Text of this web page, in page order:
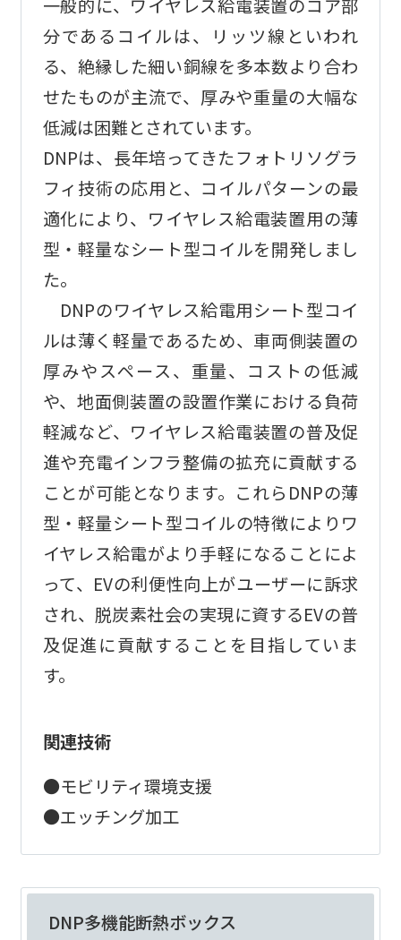
一般的に、ワイヤレス給電装置のコア部
分であるコイルは、リッツ線といわれ
る、絶縁した細い銅線を多本数より合わ
せたものが主流で、厚みや重量の大幅な
低減は困難とされています。
DNPは、長年培ってきたフォトリソグラ
フィ技術の応用と、コイルパターンの最
適化により、ワイヤレス給電装置用の薄
型・軽量なシート型コイルを開発しまし
た。
DNPのワイヤレス給電用シート型コイ
ルは薄く軽量であるため、車両側装置の
厚みやスペース、重量、コストの低減
や、地面側装置の設置作業における負荷
軽減など、ワイヤレス給電装置の普及促
進や充電インフラ整備の拡充に貢献する
ことが可能となります。これらDNPの薄
型・軽量シート型コイルの特徴によりワ
イヤレス給電がより手軽になることによ
って、EVの利便性向上がユーザーに訴求
され、脱炭素社会の実現に資するEVの普
及促進に貢献することを目指していま
す。
関連技術
●モビリティ環境支援
●エッチング加工
DNP多機能断熱ボックス